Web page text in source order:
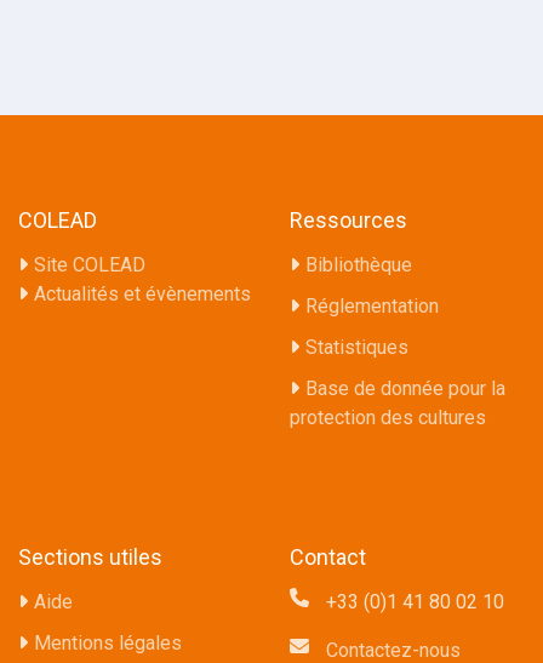
COLEAD
Site COLEAD
Actualités et évènements
Ressources
Bibliothèque
Réglementation
Statistiques
Base de donnée pour la
protection des cultures
Sections utiles
Aide
Mentions légales
Contact
+33 (0)1 41 80 02 10
Contactez-nous